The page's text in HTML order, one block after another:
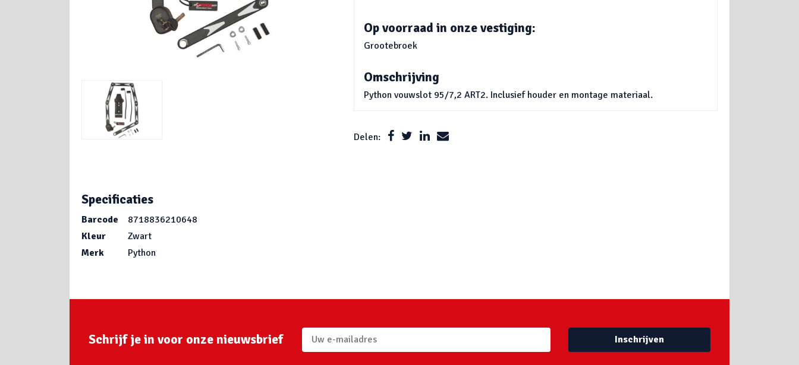
Op voorraad in onze vestiging:
Grootebroek
Omschrijving
Python vouwslot 95/7,2 ART2. Inclusief houder en montage materiaal.
Delen:
Specificaties
Barcode
8718836210648
Kleur
Zwart
Merk
Python
Schrijf je in voor onze nieuwsbrief Inschrijven